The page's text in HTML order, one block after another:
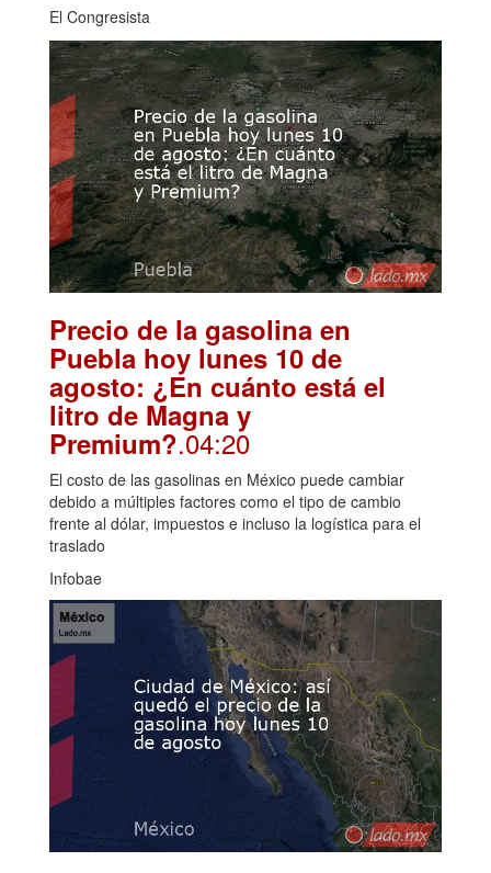
El Congresista
Precio de la gasolina en
Puebla hoy lunes 10 de
agosto: ¿En cuánto está el
litro de Magna y
Premium?.04:20
El costo de las gasolinas en México puede cambiar
debido a múltiples factores como el tipo de cambio
frente al dólar, impuestos e incluso la logística para el
traslado
Infobae